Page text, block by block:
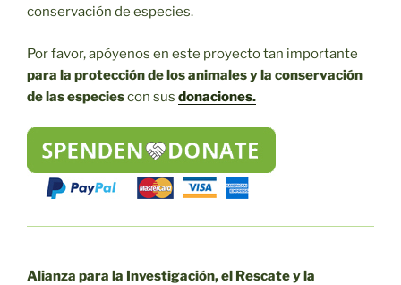
conservación de especies.
Por favor, apóyenos en este proyecto tan importante
para la protección de los animales y la conservación
de las especiescon sus donaciones.
Alianza para la Investigación, el Rescate y la